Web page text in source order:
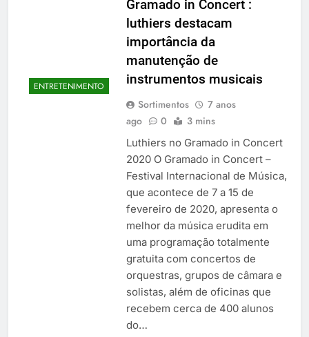
ENTRETENIMENTO
Gramado in Concert :
luthiers destacam
importância da
manutenção de
instrumentos musicais
Sortimentos
7 anos
ago
0 3 mins
Luthiers no Gramado in Concert
2020 O Gramado in Concert –
Festival Internacional de Música,
que acontece de 7 a 15 de
fevereiro de 2020, apresenta o
melhor da música erudita em
uma programação totalmente
gratuita com concertos de
orquestras, grupos de câmara e
solistas, além de oficinas que
recebem cerca de 400 alunos
do…